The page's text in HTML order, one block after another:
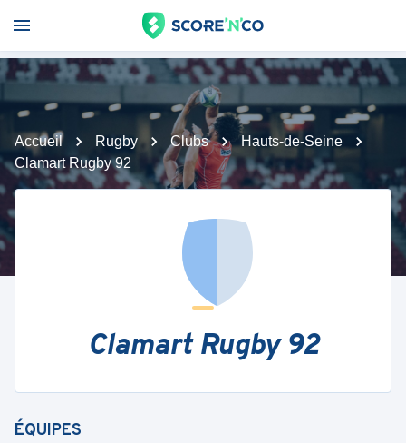
Accueil Rugby Clubs
Hauts-de-Seine
Clamart Rugby 92
Clamart Rugby 92
ÉQUIPES